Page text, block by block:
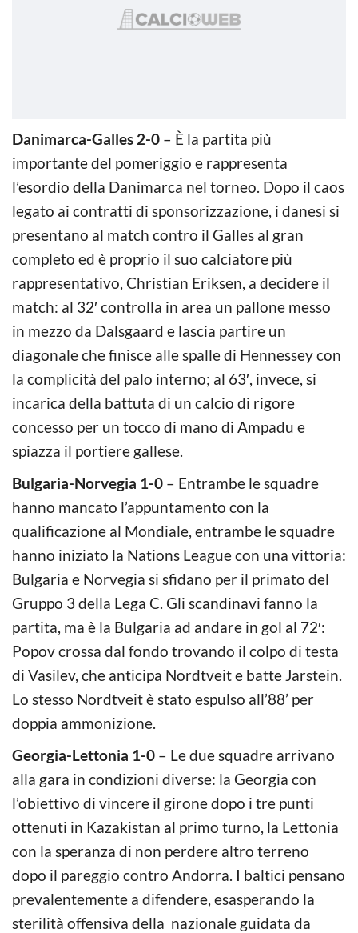
Danimarca-Galles 2-0 – È la partita più
importante del pomeriggio e rappresenta
l’esordio della Danimarca nel torneo. Dopo il caos
legato ai contratti di sponsorizzazione, i danesi si
presentano al match contro il Galles al gran
completo ed è proprio il suo calciatore più
rappresentativo, Christian Eriksen, a decidere il
match: al 32′ controlla in area un pallone messo
in mezzo da Dalsgaard e lascia partire un
diagonale che finisce alle spalle di Hennessey con
la complicità del palo interno; al 63′, invece, si
incarica della battuta di un calcio di rigore
concesso per un tocco di mano di Ampadu e
spiazza il portiere gallese.
Bulgaria-Norvegia 1-0 – Entrambe le squadre
hanno mancato l’appuntamento con la
qualificazione al Mondiale, entrambe le squadre
hanno iniziato la Nations League con una vittoria:
Bulgaria e Norvegia si sfidano per il primato del
Gruppo 3 della Lega C. Gli scandinavi fanno la
partita, ma è la Bulgaria ad andare in gol al 72′:
Popov crossa dal fondo trovando il colpo di testa
di Vasilev, che anticipa Nordtveit e batte Jarstein.
Lo stesso Nordtveit è stato espulso all’88’ per
doppia ammonizione.
Georgia-Lettonia 1-0 – Le due squadre arrivano
alla gara in condizioni diverse: la Georgia con
l’obiettivo di vincere il girone dopo i tre punti
ottenuti in Kazakistan al primo turno, la Lettonia
con la speranza di non perdere altro terreno
dopo il pareggio contro Andorra. I baltici pensano
prevalentemente a difendere, esasperando la
sterilità offensiva della nazionale guidata da